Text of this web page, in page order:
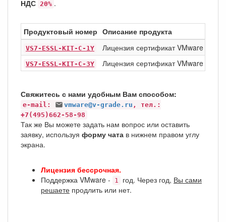
НДС 20% .
Продуктовый номер Описание продукта
VS7-ESSL-KIT-C-1Y Лицензия сертификат VMware
VS7-ESSL-KIT-C-3Y Лицензия сертификат VMware
Свяжитесь с нами удобным Вам способом:
e-mail: vmware@v-grade.ru , тел.:
+7(495)662-58-98
Так же Вы можете задать нам вопрос или оставить
заявку, используя форму чата в нижнем правом углу
экрана.
Лицензия бессрочная.
Поддержка VMware -
1 год. Через год, Вы сами
решаете продлить или нет.